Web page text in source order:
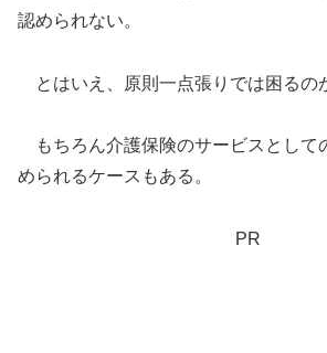
認められない。
とはいえ、原則一点張りでは困るの
もちろん介護保険のサービスとして
められるケースもある。
PR